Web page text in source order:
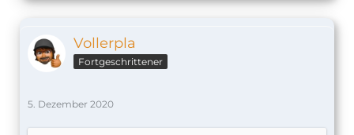
Vollerpla
Fortgeschrittener
5. Dezember 2020